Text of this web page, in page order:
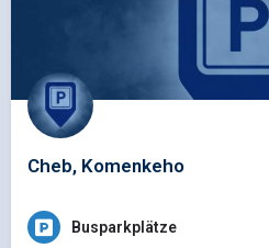
Cheb, Komenkeho
Busparkplätze